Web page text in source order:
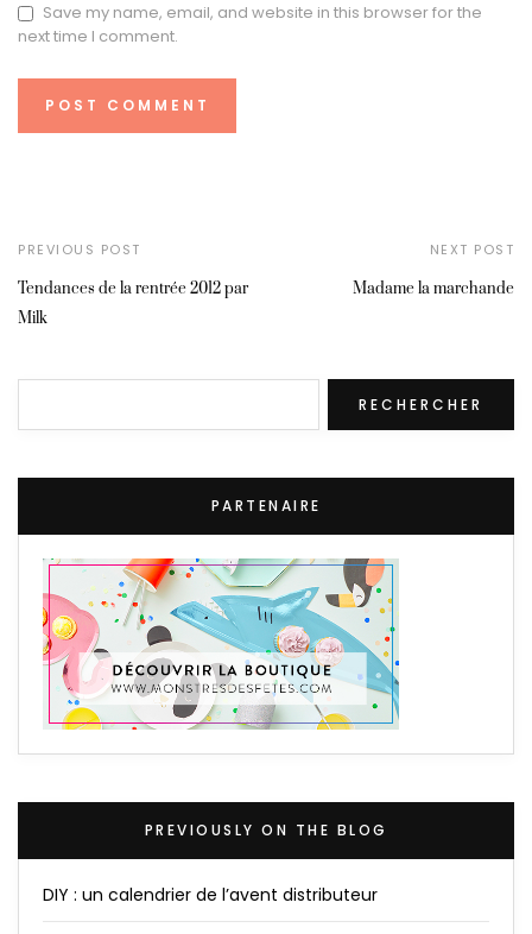
Save my name, email, and website in this browser for the
next time I comment.
PREVIOUS POST
Tendances de la rentrée 2012 par
Milk
NEXT POST
Madame la marchande
RECHERCHER
PARTENAIRE
PREVIOUSLY ON THE BLOG
DIY : un calendrier de l’avent distributeur